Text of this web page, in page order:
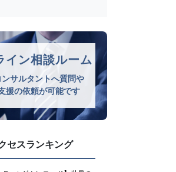
イン相談ルーム
サルタントへ質問や
援の依頼が可能です
セスランキング